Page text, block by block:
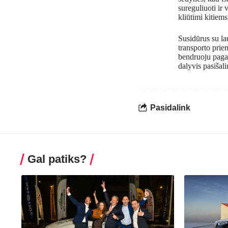
sureguliuoti ir
kliūtimi
Susidūrus su
transporto
bendruoju
dalyvis
Pasidalink
Gal patiks?